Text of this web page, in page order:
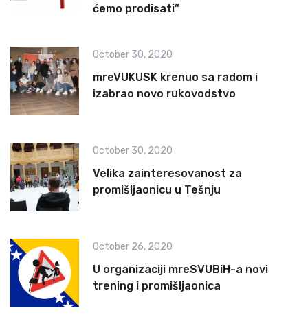
ćemo prodisati”
October 30, 2020
mreVUKUSK krenuo sa radom i
izabrao novo rukovodstvo
October 30, 2020
Velika zainteresovanost za
promišljaonicu u Tešnju
October 26, 2020
U organizaciji mreSVUBiH-a novi
trening i promišljaonica